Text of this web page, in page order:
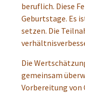
beruflich. Diese
Geburtstage. Es
setzen. Die
Die
gemeinsam
Vorbereitung von